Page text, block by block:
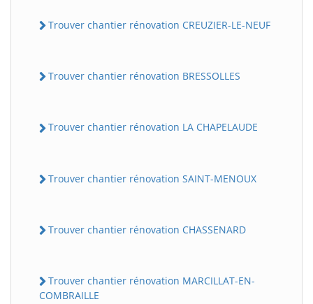
Trouver chantier rénovation CREUZIER-LE-NEUF
Trouver chantier rénovation BRESSOLLES
Trouver chantier rénovation LA CHAPELAUDE
Trouver chantier rénovation SAINT-MENOUX
Trouver chantier rénovation CHASSENARD
Trouver chantier rénovation MARCILLAT-EN-
COMBRAILLE